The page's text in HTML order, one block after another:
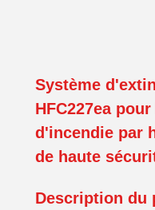
Système
HFC227ea
d'incendie par
de haute
Description du